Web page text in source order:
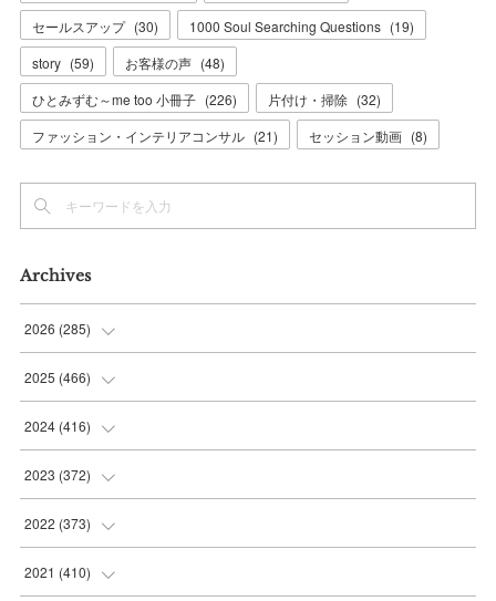
セールスアップ (30) 1000 Soul Searching Questions (19)
story (59) お客様の声 (48)
ひとみずむ～me too 小冊子 (226) 片付け・掃除 (32)
ファッション・インテリアコンサル (21) セッション動画 (8)
Archives
2026 (285)
(6)
(36
(37
(42
2025 (466)
(56
(37
(35
(36
2024 (416)
(38
(39
(38
2023 (372)
(31
(30
2022 (373)
(31
2021 (410)